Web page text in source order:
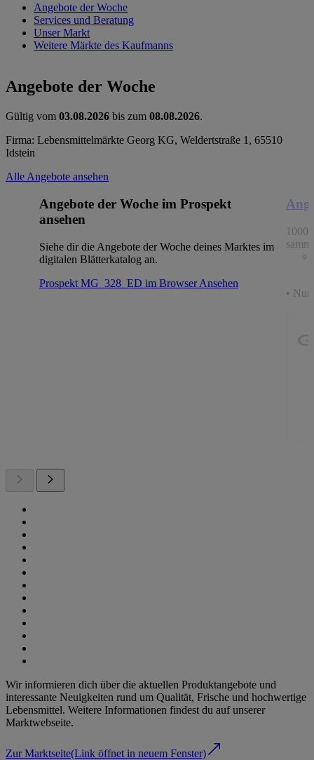
Angebote der Woche
Services und Beratung
Unser Markt
Weitere Märkte des Kaufmanns
Angebote der Woche
Gültig vom 03.08.2026 bis zum 08.08.2026.
Firma: Lebensmittelmärkte Georg KG, Weldertstraße 1, 65510
Idstein
Alle Angebote ansehen
Angebote der Woche im Prospekt
ansehen
Siehe dir die Angebote der Woche deines Marktes im
digitalen Blätterkatalog an.
Prospekt MG_328_ED im BrowserAnsehen
1000
• Nur
Wir informieren dich über die aktuellen Produktangebote und
interessante Neuigkeiten rund um Qualität, Frische und hochwertige
Lebensmittel. Weitere Informationen findest du auf unserer
Marktwebseite.
Zur Marktseite(Link öffnet in neuem Fenster)